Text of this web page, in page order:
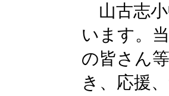
山古志小
います。
の皆さん
き、応援